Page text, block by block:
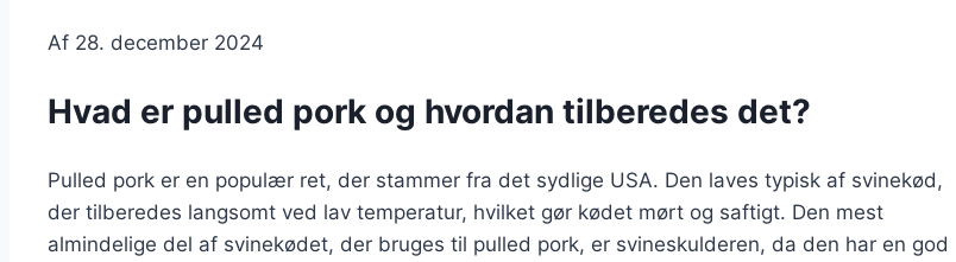
Af 28. december 2024
Hvad er pulled pork og hvordan tilberedes det?
Pulled pork er en populær ret, der stammer fra det sydlige USA. Den laves typisk af svinekød,
der tilberedes langsomt ved lav temperatur, hvilket gør kødet mørt og saftigt. Den mest
almindelige del af svinekødet, der bruges til pulled pork, er svineskulderen, da den har en god